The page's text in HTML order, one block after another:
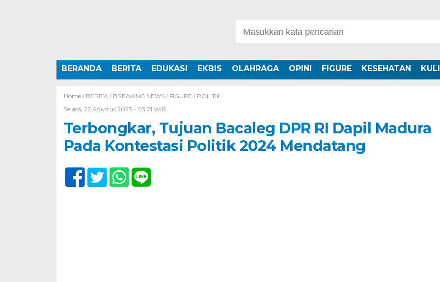
BERANDA BERITA EDUKASI EKBIS OLAHRAGA OPINI FIGURE KESEHATAN
Home / BERITA/ BREAKING NEWS/ FIGURE / POLITIK
Selasa, 22 Agustus 2023 - 03:21 WIB
Terbongkar, Tujuan Bacaleg DPR RI Dapil Madura
Pada Kontestasi Politik 2024 Mendatang